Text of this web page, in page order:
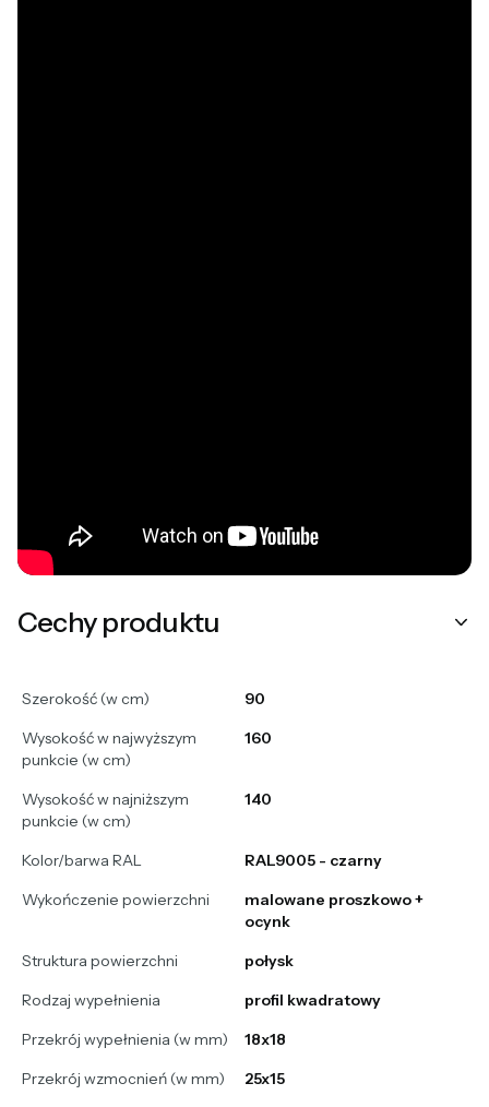
Cechy produktu
Szerokość (w cm)
90
Wysokość w najwyższym
punkcie (w cm)
160
Wysokość w najniższym
punkcie (w cm)
140
Kolor/barwa RAL
RAL9005 - czarny
Wykończenie powierzchni
malowane proszkowo +
ocynk
Struktura powierzchni
połysk
Rodzaj wypełnienia
profil kwadratowy
Przekrój wypełnienia (w mm)
18x18
Przekrój wzmocnień (w mm)
25x15